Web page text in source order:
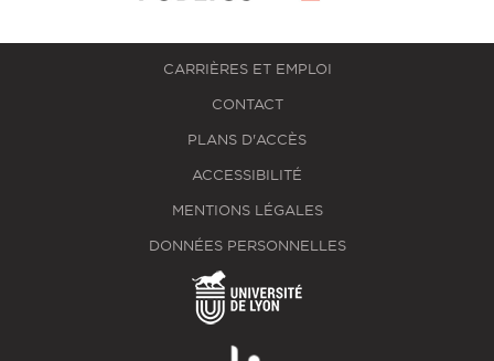
CARRIÈRES ET EMPLOI
CONTACT
PLANS D'ACCÈS
ACCESSIBILITÉ
MENTIONS LÉGALES
DONNÉES PERSONNELLES